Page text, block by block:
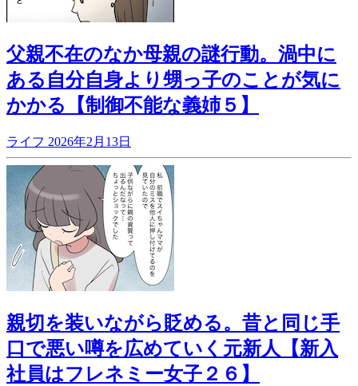
父親不在のなか母親の謎行動。渦中に
ある自分自身より甥っ子のことが気に
かかる【制御不能な義姉５】
ライフ 2026年2月13日
親切を装いながら貶める。昔と同じ手
口で悪い噂を広めていく元新人【新入
社員はフレネミー女子２６】